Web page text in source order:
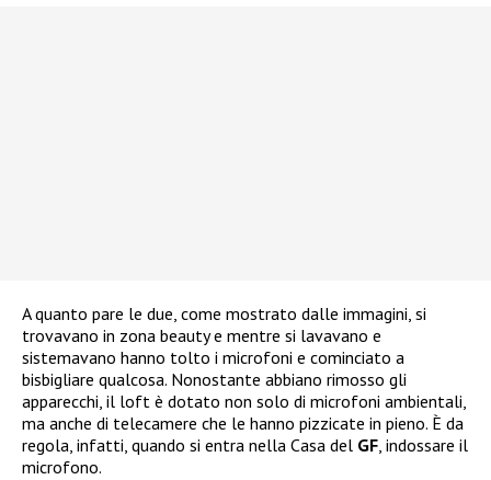
A quanto pare le due, come mostrato dalle immagini, si
trovavano in zona beauty e mentre si lavavano e
sistemavano hanno tolto i microfoni e cominciato a
bisbigliare qualcosa. Nonostante abbiano rimosso gli
apparecchi, il loft è dotato non solo di microfoni ambientali,
ma anche di telecamere che le hanno pizzicate in pieno. È da
regola, infatti, quando si entra nella Casa del GF, indossare il
microfono.